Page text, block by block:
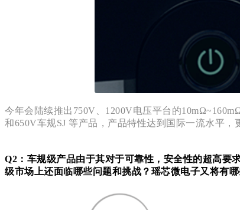
今年会陆续推出750V、1200V电压平台的
和650V车规SJ 等产品，产品特性达到国际一流水平
Q2：车规级产品由于其对于可靠性，安全性的超高要
级市场上还面临哪些问题和挑战？瑶芯微电子又将有